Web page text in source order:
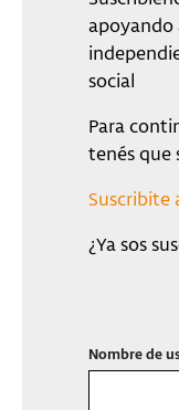
apoyando
social
Para
tenés que
Suscribite
¿Ya sos
Nombre de